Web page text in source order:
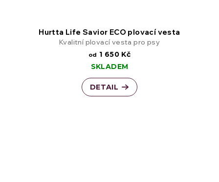
Hurtta Life Savior ECO plovací vesta
Kvalitní plovací vesta pro psy
od 1 650 Kč
SKLADEM
DETAIL